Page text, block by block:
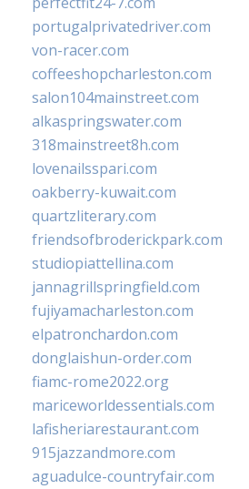
portugalprivatedriver.com
von-racer.com
coffeeshopcharleston.com
salon104mainstreet.com
alkaspringswater.com
318mainstreet8h.com
lovenailsspari.com
oakberry-kuwait.com
quartzliterary.com
friendsofbroderickpark.com
studiopiattellina.com
jannagrillspringfield.com
fujiyamacharleston.com
elpatronchardon.com
donglaishun-order.com
fiamc-rome2022.org
mariceworldessentials.com
lafisheriarestaurant.com
915jazzandmore.com
aguadulce-countryfair.com